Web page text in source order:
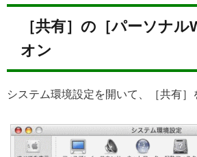
［共有］の［パーソナル
オン
システム環境設定を開いて、［共有］